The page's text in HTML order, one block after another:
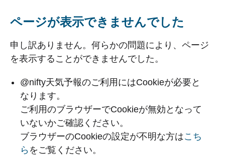
ページが表示できませんでした
申し訳ありません。何らかの問題により、ページ
を表示することができませんでした。
@nifty天気予報のご利用にはCookieが必要と
なります。
ご利用のブラウザーでCookieが無効となって
いないかご確認ください。
ブラウザーのCookieの設定が不明な方はこち
ら をご覧ください。